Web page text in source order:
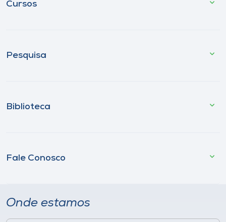
Cursos
Pesquisa
Biblioteca
Fale Conosco
Onde estamos